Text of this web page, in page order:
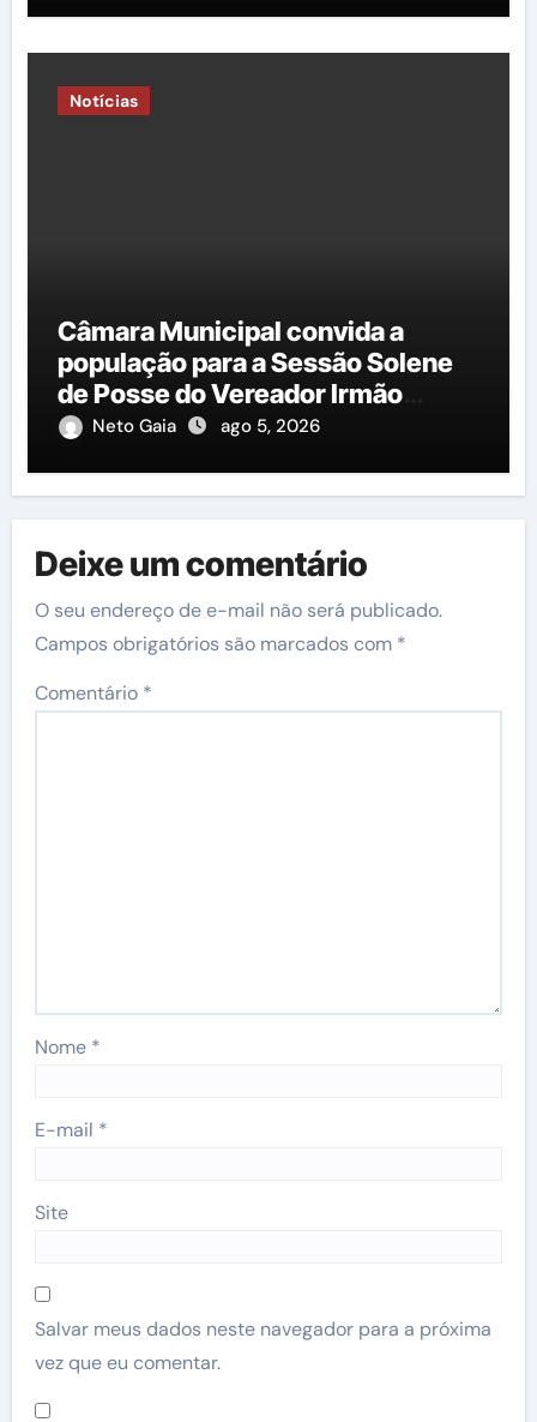
Notícias
Câmara Municipal convida a
população para a Sessão Solene
de Posse do Vereador Irmão
Cícero
Neto Gaia ago 5, 2026
Deixe um comentário
O seu endereço de e-mail não será publicado.
Campos obrigatórios são marcados com *
Comentário *
Nome *
E-mail *
Site
Salvar meus dados neste navegador para a próxima
vez que eu comentar.